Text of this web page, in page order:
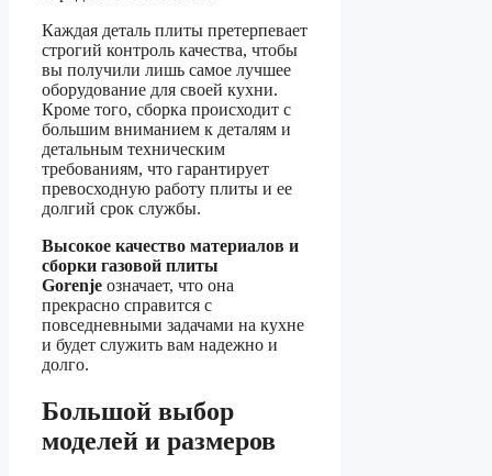
Каждая деталь плиты претерпевает
строгий контроль качества, чтобы
вы получили лишь самое лучшее
оборудование для своей кухни.
Кроме того, сборка происходит с
большим вниманием к деталям и
детальным техническим
требованиям, что гарантирует
превосходную работу плиты и ее
долгий срок службы.
Высокое качество материалов и
сборки газовой плиты
Gorenje означает, что она
прекрасно справится с
повседневными задачами на кухне
и будет служить вам надежно и
долго.
Большой выбор
моделей и размеров